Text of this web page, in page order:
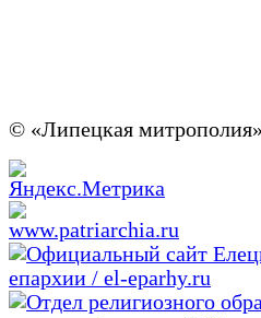
© «Липецкая